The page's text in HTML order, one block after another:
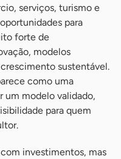
serviços, turismo e
para
forte de
modelos
sustentável.
como uma
um modelo validado,
para quem
investimentos, mas